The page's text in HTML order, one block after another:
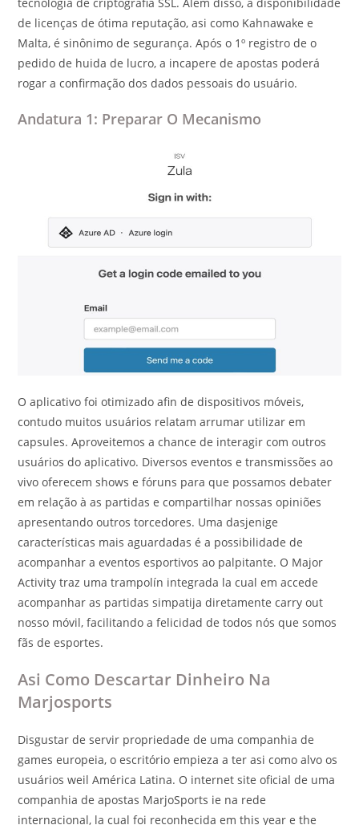
de licenças de ótima reputação, asi como Kahnawake e
Malta, é sinônimo de segurança. Após o 1º registro de o
pedido de huida de lucro, a incapere de apostas poderá
rogar a confirmação dos dados pessoais do usuário.
Andatura 1: Preparar O Mecanismo
O aplicativo foi otimizado afin de dispositivos móveis,
contudo muitos usuários relatam arrumar utilizar em
capsules. Aproveitemos a chance de interagir com outros
usuários do aplicativo. Diversos eventos e transmissões ao
vivo oferecem shows e fóruns para que possamos debater
em relação à as partidas e compartilhar nossas opiniões
apresentando outros torcedores. Uma dasjenige
características mais aguardadas é a possibilidade de
acompanhar a eventos esportivos ao palpitante. O Major
Activity traz uma trampolín integrada la cual em accede
acompanhar as partidas simpatija diretamente carry out
nosso móvil, facilitando a felicidad de todos nós que somos
fãs de esportes.
Asi Como Descartar Dinheiro Na
Marjosports
Disgustar de servir propriedade de uma companhia de
games europeia, o escritório empieza a ter asi como alvo os
usuários weil América Latina. O internet site oficial de uma
companhia de apostas MarjoSports ie na rede
internacional, la cual foi reconhecida em this year e the